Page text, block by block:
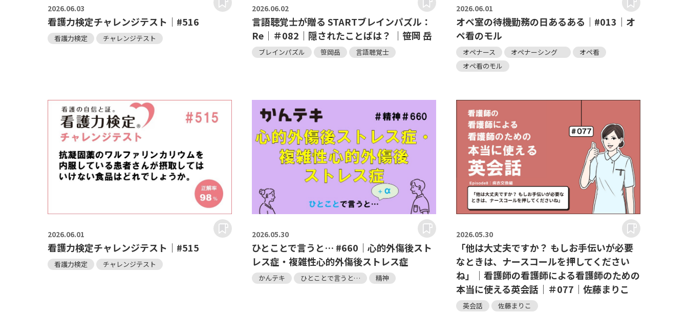
2026.06.03
看護力検定チャレンジテスト｜#516
看護力検定 チャレンジテスト
2026.06.02
言語聴覚士が贈る STARTブレインパズル：
Re｜＃082｜隠されたことばは？ ｜笹岡 岳
ブレインパズル 笹岡岳 言語聴覚士
2026.06.01
オペ室の待機勤務の日あるある｜#013｜オ
ペ看のモル
オペナース オペナーシング
オペ看
オペ看のモル
2026.06.01
看護力検定チャレンジテスト｜#515
看護力検定 チャレンジテスト
2026.05.30
ひとことで言うと… #660｜心的外傷後スト
レス症・複雑性心的外傷後ストレス症
かんテキ ひとことで言うと… 精神
2026.05.30
「他は大丈夫ですか？ もしお手伝いが必要
なときは、ナースコールを押してください
ね」｜看護師の看護師による看護師のための
本当に使える英会話｜＃077｜佐藤まりこ
英会話 佐藤まりこ